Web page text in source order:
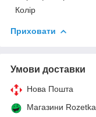
Колір
Приховати
Умови доставки
Нова Пошта
Магазини Rozetka